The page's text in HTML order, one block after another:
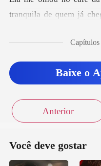
Baixar App
Capítulos
Baixe o
Anterior
Você deve gostar